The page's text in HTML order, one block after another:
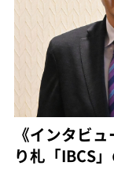
《インタビ
り札「IBCS